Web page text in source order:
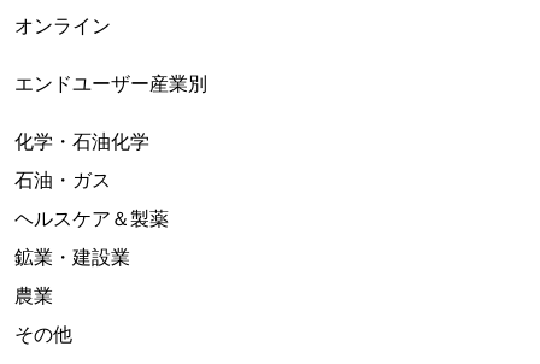
オンライン
エンドユーザー産業別
化学・石油化学
石油・ガス
ヘルスケア＆製薬
鉱業・建設業
農業
その他